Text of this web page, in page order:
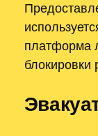
платформа
блокировки